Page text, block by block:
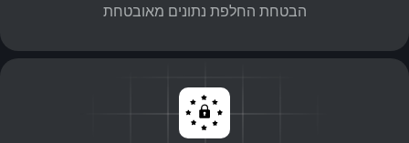
הבטחת החלפת נתונים מאובטחת